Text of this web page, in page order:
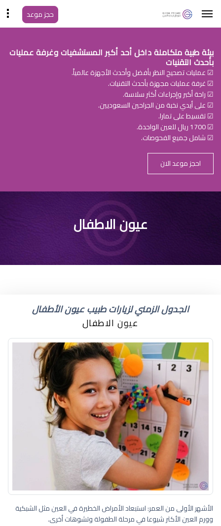
حجز موعد
بيئة طبية متكاملة داخل أحد أكبر المستشفيات وغرفة عمليات
بأحدث التقنيات
☑ عمليات تصحيح النظر بأفضل وأحدث الأجهزة عالمياً.
☑ غرفة عمليات مجهزة بأحدث التقنيات.
☑ راحة أكبر وإجراءات أكثر سلاسة.
☑ على أيدي نخبة من الجراحين السعوديين.
☑ تقسيط على تمارا.
☑ 1700 ريال للعين الواحدة.
☑ شامل جميع الفحوصات.
احجز موعد الان
لون عيون رمادي فاتح
عيون الاطفال
الجدول الزمني لزيارات طبيب عيون الأطفال
عيون الاطفال
الأشهر الأولى من العمر: استبعاد الأمراض الخطيرة في العين مثل الشبكية
وورم العين الأكثر شيوعا في مرحلة الطفولة وتشوهات أخرى.